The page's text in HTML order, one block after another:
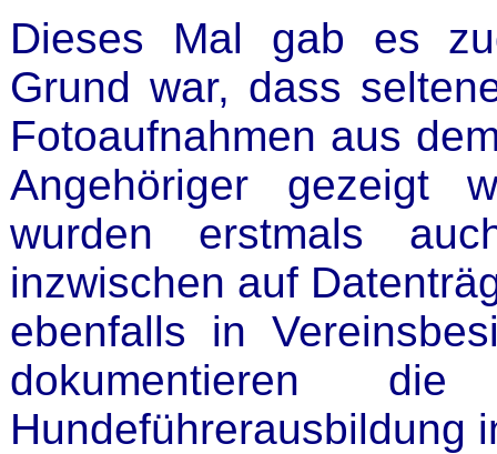
Dieses Mal gab es
Grund war, dass
Fotoaufnahmen aus
Angehöriger gezeigt
wurden erstmals
inzwischen auf
ebenfalls in
dokumentieren
Hundeführerausbildung